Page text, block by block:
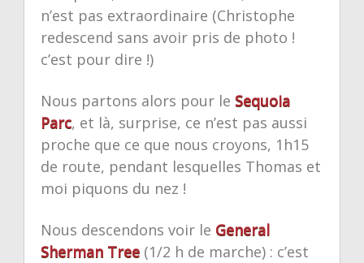
n’est pas extraordinaire (Christophe
redescend sans avoir pris de photo !
c’est pour dire !)
Nous partons alors pour le Sequoia
Parc, et là, surprise, ce n’est pas aussi
proche que ce que nous croyons, 1h15
de route, pendant lesquelles Thomas et
moi piquons du nez !
Nous descendons voir le General
Sherman Tree(1/2 h de marche) : c’est